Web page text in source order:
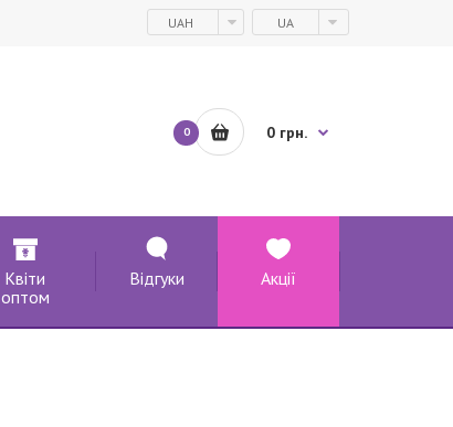
UAH UA
0 0 грн.
Квіти
оптом
Відгуки Акції